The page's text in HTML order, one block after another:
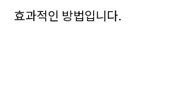
효과적인 방법입니다.